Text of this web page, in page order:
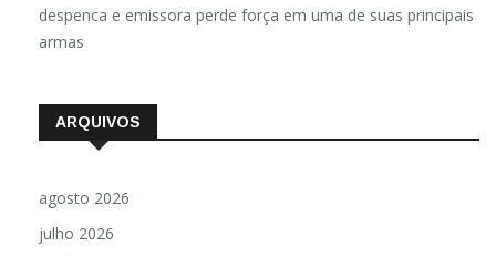
despenca e emissora perde força em uma de suas principais
armas
ARQUIVOS
agosto 2026
julho 2026